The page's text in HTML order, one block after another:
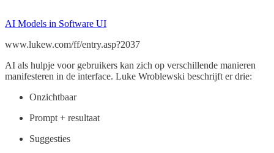
AI Models in Software UI
www.lukew.com/ff/entry.asp?2037
AI als hulpje voor gebruikers kan zich op verschillende manieren
manifesteren in de interface. Luke Wroblewski beschrijft er drie:
Onzichtbaar
Prompt + resultaat
Suggesties